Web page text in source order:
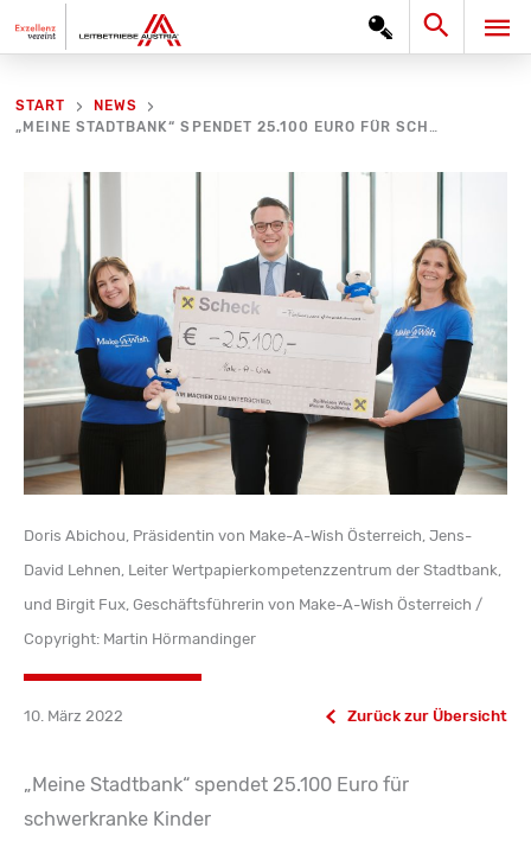
Inhalt
Search
START
NEWS
„MEINE STADTBANK“ SPENDET 25.100 EURO FÜR SCHWERKRANKE KINDER
Doris Abichou, Präsidentin von Make-A-Wish Österreich, Jens-
David Lehnen, Leiter Wertpapierkompetenzzentrum der Stadtbank,
und Birgit Fux, Geschäftsführerin von Make-A-Wish Österreich /
Copyright: Martin Hörmandinger
10. März 2022 Zurück zur Übersicht
„Meine Stadtbank“ spendet 25.100 Euro für
schwerkranke Kinder